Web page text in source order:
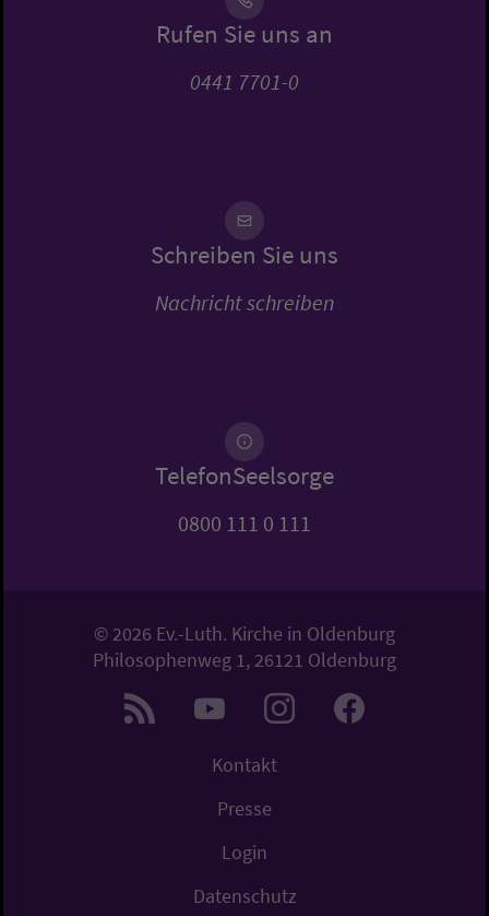
Rufen Sie uns an
0441 7701-0
Schreiben Sie uns
Nachricht schreiben
TelefonSeelsorge
0800 111 0 111
© 2026 Ev.-Luth. Kirche in Oldenburg
Philosophenweg 1, 26121 Oldenburg
Kontakt
Presse
Login
Datenschutz